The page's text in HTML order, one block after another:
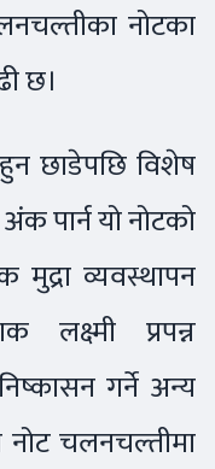
नोटका
छ।
छाडेपछि विशेष
पार्न यो नोटको
मुद्रा व्यवस्थापन
लक्ष्मी प्रपन्न
गर्ने अन्य
चलनचल्तीमा